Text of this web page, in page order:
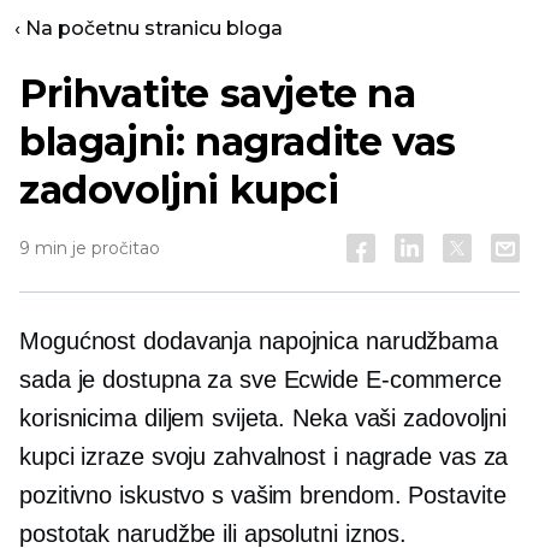
‹ Na početnu stranicu bloga
Prihvatite savjete na
blagajni: nagradite vas
zadovoljni kupci
9 min je pročitao
Mogućnost dodavanja napojnica narudžbama
sada je dostupna za sve Ecwide E-commerce
korisnicima diljem svijeta. Neka vaši zadovoljni
kupci izraze svoju zahvalnost i nagrade vas za
pozitivno iskustvo s vašim brendom. Postavite
postotak narudžbe ili apsolutni iznos.